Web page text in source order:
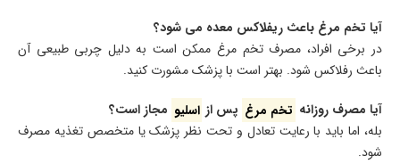
آیا تخم مرغ باعث ریفلاکس معده می شود؟
در برخی افراد، مصرف تخم مرغ ممکن است به دلیل چربی طبیعی آن
باعث رفلاکس شود. بهتر است با پزشک مشورت کنید.
آیا مصرف روزانه تخم مرغ پس از اسلیو مجاز است؟
بله، اما باید با رعایت تعادل و تحت نظر پزشک یا متخصص تغذیه مصرف
شود.